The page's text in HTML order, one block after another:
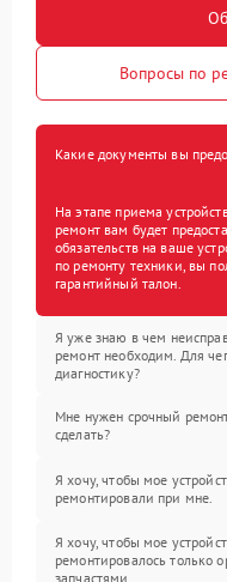
Вопросы по
Какие документы вы
На этапе приема
ремонт вам будет
обязательств на ваше
по ремонту техники, вы
гарантийный талон.
Я уже знаю в чем
ремонт необходим. Для
диагностику?
Мне нужен срочный
сделать?
Я хочу, чтобы мое
ремонтировали при мне.
Я хочу, чтобы мое
ремонтировалось только
запчастями.